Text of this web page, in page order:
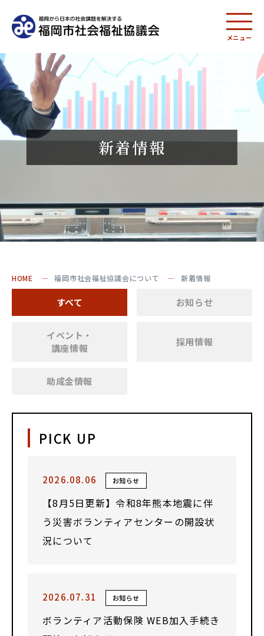
メニュー
新着情報
HOME 福岡市社会福祉協議会について 新着情報
すべて お知らせ
イベント・
講座情報
採用情報
助成金情報
PICK UP
2026.08.06 お知らせ
【8月5日更新】令和8年熊本地震に伴
う災害ボランティアセンターの開設状
況について
2026.07.31 お知らせ
ボランティア活動保険 WEB加入手続き